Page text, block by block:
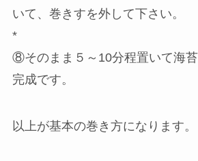
いて、巻きすを外して下さい。
*
⑧そのまま５～10分程置いて海
完成です。
以上が基本の巻き方になります。